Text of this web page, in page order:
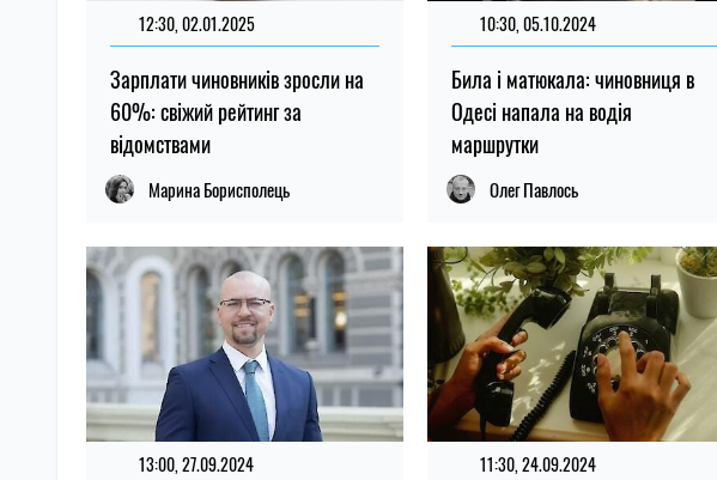
12:30, 02.01.2025
Зарплати чиновників зросли на
60%: свіжий рейтинг за
відомствами
Марина Борисполець
10:30, 05.10.2024
Била і матюкала: чиновниця в
Одесі напала на водія
маршрутки
Олег Павлось
13:00, 27.09.2024 11:30, 24.09.2024